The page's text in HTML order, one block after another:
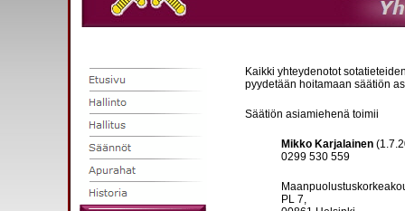
Kaikki yhteydenotot
pyydetään hoitamaan säätiön
Säätiön asiamiehenä toimii
Mikko Karjalainen
0299 530 559
PL 7,